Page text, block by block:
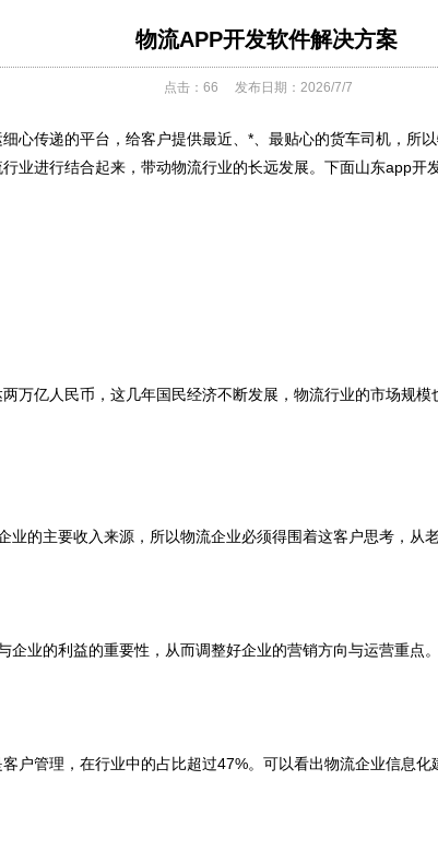
物流APP开发软件解决方案
点击： 66 发布日期：2026/7/7
心传递的平台，给客户提供最近、*、最贴心的货车司机，所
业进行结合起来，带动物流行业的长远发展。下面山东app开
亿人民币，这几年国民经济不断发展，物流行业的市场规
主要收入来源，所以物流企业必须得围着这客户思考，从老
的利益的重要性，从而调整好企业的营销方向与运营重点。
户管理，在行业中的占比超过47%。可以看出物流企业信息